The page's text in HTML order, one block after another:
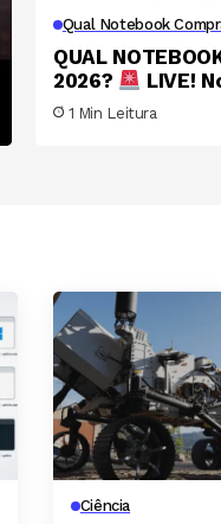
Qual Notebook
QUAL
2026?
LIVE!
Ofertas do
1 Min Leitura
Ciência